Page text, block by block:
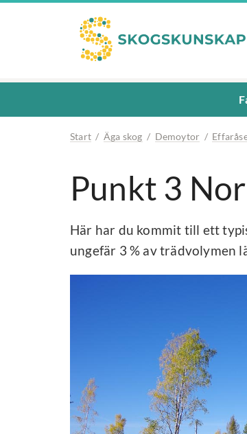
Start / Äga skog / Demoytor /
Punkt 3
Här har du kommit till ett
ungefär 3 % av trädvolymen